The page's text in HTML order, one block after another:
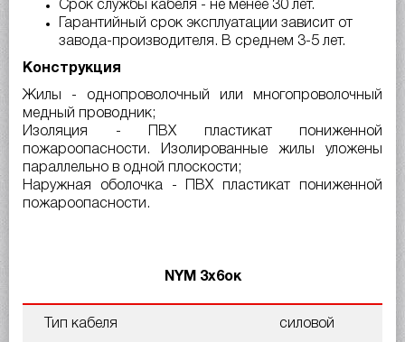
Срок службы кабеля - не менее 30 лет.
Гарантийный срок эксплуатации зависит от
завода-производителя. В среднем 3-5 лет.
Конструкция
Жилы - однопроволочный или многопроволочный
медный проводник;
Изоляция - ПВХ пластикат пониженной
пожароопасности. Изолированные жилы уложены
параллельно в одной плоскости;
Наружная оболочка - ПВХ пластикат пониженной
пожароопасности.
NYM 3х6ок
Тип кабеля силовой